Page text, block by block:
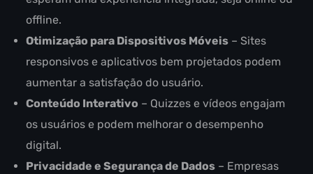
offline.
Otimização para Dispositivos Móveis – Sites
responsivos e aplicativos bem projetados podem
aumentar a satisfação do usuário.
Conteúdo Interativo – Quizzes e vídeos engajam
os usuários e podem melhorar o desempenho
digital.
Privacidade e Segurança de Dados – Empresas